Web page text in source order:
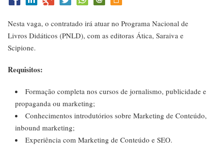
Nesta vaga, o contratado irá atuar no Programa Nacional de
Livros Didáticos (PNLD), com as editoras Ática, Saraiva e
Scipione.
Requisitos:
Formação completa nos cursos de jornalismo, publicidade e
propaganda ou marketing;
Conhecimentos introdutórios sobre Marketing de Conteúdo,
inbound marketing;
Experiência com Marketing de Conteúdo e SEO.